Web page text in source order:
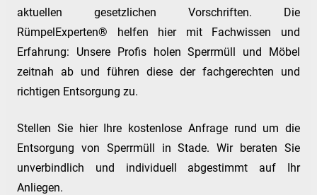
aktuellen gesetzlichen Vorschriften. Die
RümpelExperten® helfen hier mit Fachwissen und
Erfahrung: Unsere Profis holen Sperrmüll und Möbel
zeitnah ab und führen diese der fachgerechten und
richtigen Entsorgung zu.
Stellen Sie hier Ihre kostenlose Anfrage rund um die
Entsorgung von Sperrmüll in Stade. Wir beraten Sie
unverbindlich und individuell abgestimmt auf Ihr
Anliegen.